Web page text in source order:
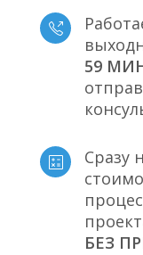
59
Сразу
БЕЗ